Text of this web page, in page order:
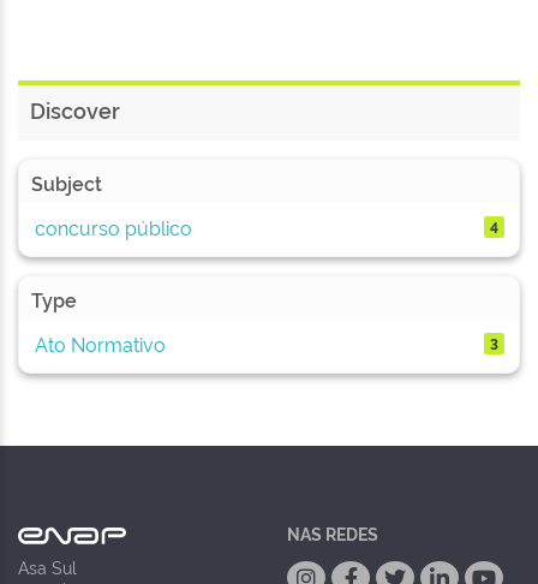
Discover
Subject
concurso público
4
Type
Ato Normativo
3
Asa Sul
NAS REDES